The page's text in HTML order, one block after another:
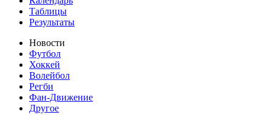
Таблицы
Результаты
Новости
Футбол
Хоккей
Волейбол
Регби
Фан-Движение
Другое